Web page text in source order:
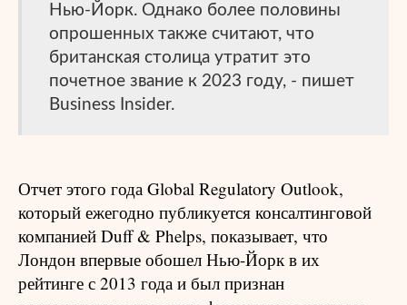
Нью-Йорк. Однако более половины
опрошенных также считают, что
британская столица утратит это
почетное звание к 2023 году, - пишет
Business Insider.
Отчет этого года Global Regulatory Outlook,
который ежегодно публикуется консалтинговой
компанией Duff & Phelps, показывает, что
Лондон впервые обошел Нью-Йорк в их
рейтинге с 2013 года и был признан